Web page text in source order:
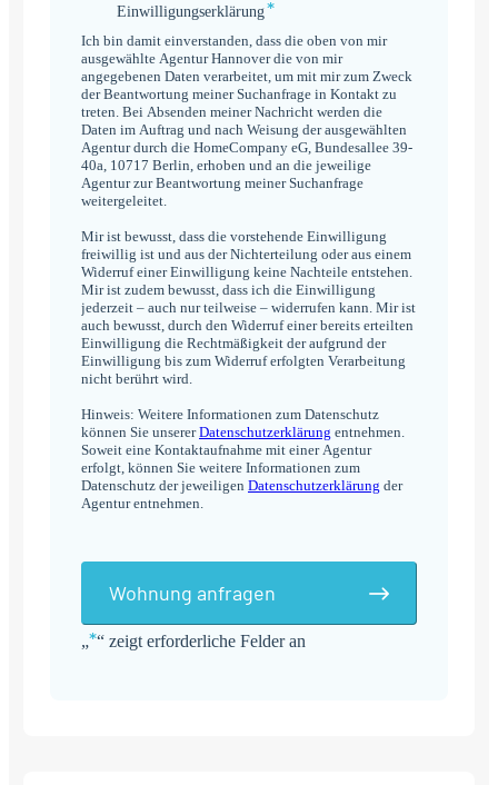
„*“ zeigt erforderliche Felder an
Einwilligungserklärung
Einwilligungserklärung*
Ich bin damit einverstanden, dass die oben von mir
ausgewählte Agentur Hannover die von mir
angegebenen Daten verarbeitet, um mit mir zum Zweck
der Beantwortung meiner Suchanfrage in Kontakt zu
treten. Bei Absenden meiner Nachricht werden die
Daten im Auftrag und nach Weisung der ausgewählten
Agentur durch die HomeCompany eG, Bundesallee 39-
40a, 10717 Berlin, erhoben und an die jeweilige
Agentur zur Beantwortung meiner Suchanfrage
weitergeleitet.
Mir ist bewusst, dass die vorstehende Einwilligung
freiwillig ist und aus der Nichterteilung oder aus einem
Widerruf einer Einwilligung keine Nachteile entstehen.
Mir ist zudem bewusst, dass ich die Einwilligung
jederzeit – auch nur teilweise – widerrufen kann. Mir ist
auch bewusst, durch den Widerruf einer bereits erteilten
Einwilligung die Rechtmäßigkeit der aufgrund der
Einwilligung bis zum Widerruf erfolgten Verarbeitung
nicht berührt wird.
Hinweis: Weitere Informationen zum Datenschutz
können Sie unsererDatenschutzerklärung entnehmen.
Soweit eine Kontaktaufnahme mit einer Agentur
erfolgt, können Sie weitere Informationen zum
Datenschutz der jeweiligen Datenschutzerklärung der
Agentur entnehmen.
Wohnung anfragen